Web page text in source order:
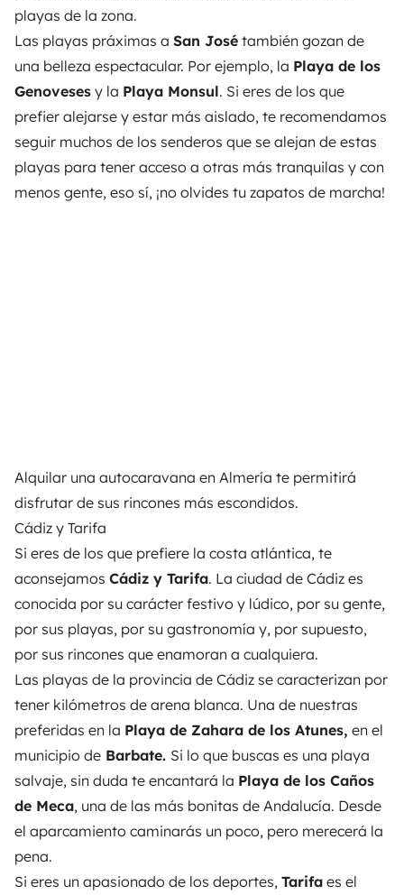
playas de la zona.
Las playas práximas a San José también gozan de
una belleza espectacular. Por ejemplo, la Playa de los
Genoveses y la Playa Monsul. Si eres de los que
prefier alejarse y estar más aislado, te recomendamos
seguir muchos de los senderos que se alejan de estas
playas para tener acceso a otras más tranquilas y con
menos gente, eso sí, ¡no olvides tu zapatos de marcha!
Alquilar una autocaravana en Almería te permitirá
disfrutar de sus rincones más escondidos.
Cádiz y Tarifa
Si eres de los que prefiere la costa atlántica, te
aconsejamos Cádiz y Tarifa. La ciudad de Cádiz es
conocida por su carácter festivo y lúdico, por su gente,
por sus playas, por su gastronomía y, por supuesto,
por sus rincones que enamoran a cualquiera.
Las playas de la provincia de Cádiz se caracterizan por
tener kilómetros de arena blanca. Una de nuestras
preferidas en la Playa de Zahara de los Atunes, en el
municipio de Barbate. Si lo que buscas es una playa
salvaje, sin duda te encantará la Playa de los Caños
de Meca, una de las más bonitas de Andalucía. Desde
el aparcamiento caminarás un poco, pero merecerá la
pena.
Si eres un apasionado de los deportes, Tarifa es el